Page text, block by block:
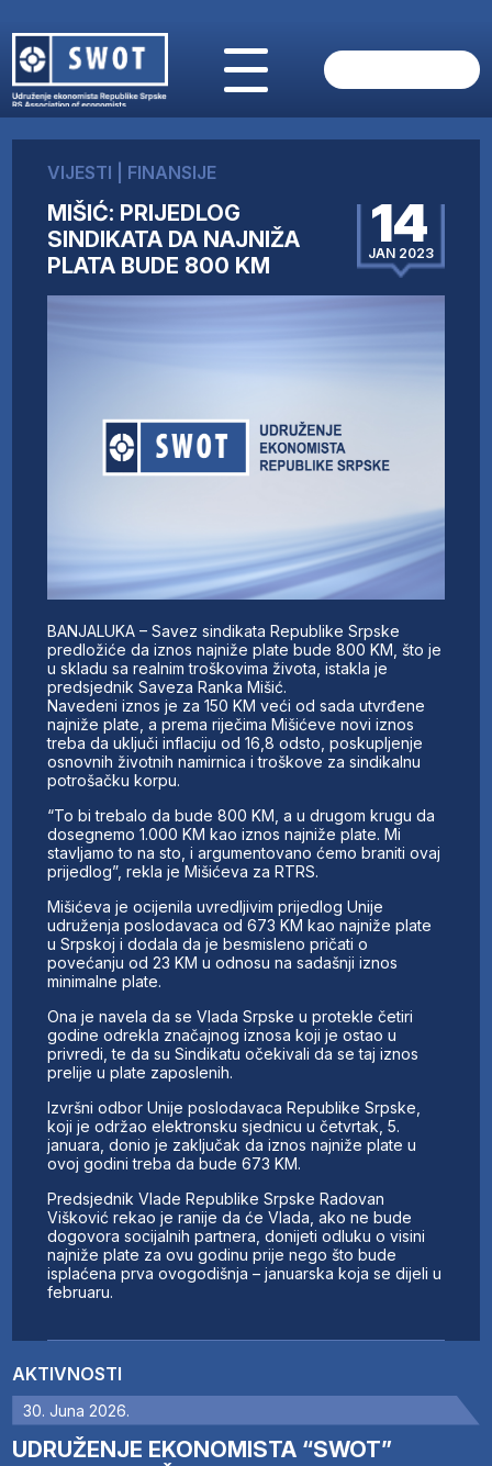
O NAMA
AKTUELNO
ANALIZE
KOMPANIJE
FINANSIJE
UČLANI SE
AKTIVNOSTI
30. Juna 2026.
UDRUŽENJE EKONOMISTA “SWOT”
VIJESTI FINANSIJE
MIŠIĆ: PRIJEDLOG
SINDIKATA DA NAJNIŽA
PLATA BUDE 800 KM
14
JAN 2023
BANJALUKA – Savez sindikata Republike Srpske
predložiće da iznos najniže plate bude 800 KM, što je
u skladu sa realnim troškovima života, istakla je
predsjednik Saveza Ranka Mišić.
Navedeni iznos je za 150 KM veći od sada utvrđene
najniže plate, a prema riječima Mišićeve novi iznos
treba da uključi inflaciju od 16,8 odsto, poskupljenje
osnovnih životnih namirnica i troškove za sindikalnu
potrošačku korpu.
“To bi trebalo da bude 800 KM, a u drugom krugu da
dosegnemo 1.000 KM kao iznos najniže plate. Mi
stavljamo to na sto, i argumentovano ćemo braniti ovaj
prijedlog”, rekla je Mišićeva za RTRS.
Mišićeva je ocijenila uvredljivim prijedlog Unije
udruženja poslodavaca od 673 KM kao najniže plate
u Srpskoj i dodala da je besmisleno pričati o
povećanju od 23 KM u odnosu na sadašnji iznos
minimalne plate.
Ona je navela da se Vlada Srpske u protekle četiri
godine odrekla značajnog iznosa koji je ostao u
privredi, te da su Sindikatu očekivali da se taj iznos
prelije u plate zaposlenih.
Izvršni odbor Unije poslodavaca Republike Srpske,
koji je održao elektronsku sjednicu u četvrtak, 5.
januara, donio je zaključak da iznos najniže plate u
ovoj godini treba da bude 673 KM.
Predsjednik Vlade Republike Srpske Radovan
Višković rekao je ranije da će Vlada, ako ne bude
dogovora socijalnih partnera, donijeti odluku o visini
najniže plate za ovu godinu prije nego što bude
isplaćena prva ovogodišnja – januarska koja se dijeli u
februaru.